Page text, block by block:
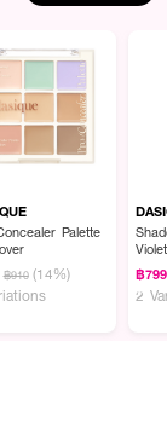
Palette
฿910 (14%)
฿799
2